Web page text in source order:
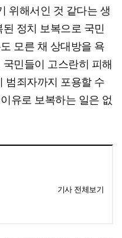
위해서인 것 같다는 생
정치 보복으로 국민
모른 채 상대방을 욕
민들이 고스란히 피해
범죄자까지 포용할 수
유로 보복하는 일은 없
기사 전체보기